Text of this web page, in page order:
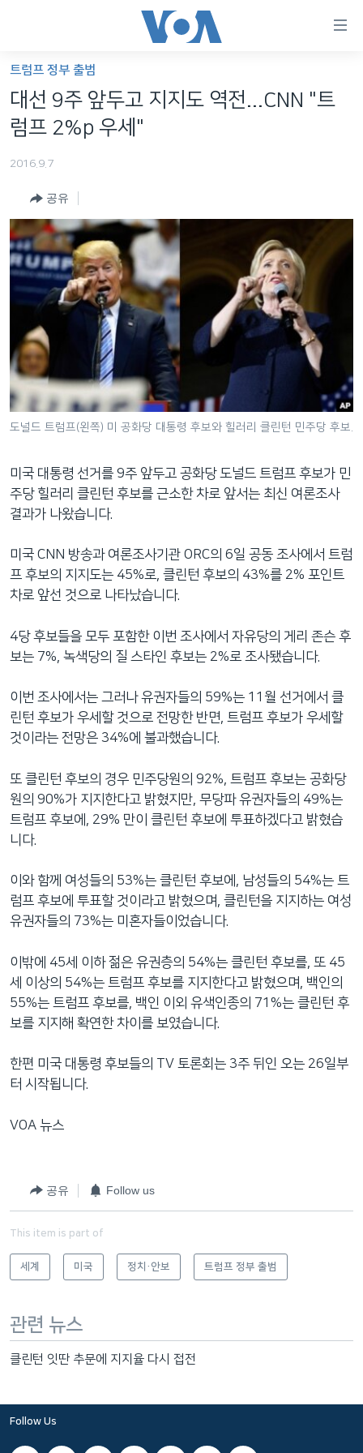
가
능
링
텐
츠
로
인
네
비
으
로
이
검
색
으
이
등
세계
프로그램
주파수 안내
FOLLOW US
언어 선택
트럼프 정부 출범
대선 9주 앞두고 지지도 역전...CNN "트
럼프 2%p 우세"
2016.9.7
공유
도널드 트럼프(왼쪽) 미 공화당 대통령 후보와 힐러리 클린턴 민주당 후보.
미국 대통령 선거를 9주 앞두고 공화당 도널드 트럼프 후보가 민
주당 힐러리 클린턴 후보를 근소한 차로 앞서는 최신 여론조사
결과가 나왔습니다.
미국 CNN 방송과 여론조사기관 ORC의 6일 공동 조사에서 트럼
프 후보의 지지도는 45%로, 클린턴 후보의 43%를 2% 포인트
차로 앞선 것으로 나타났습니다.
4당 후보들을 모두 포함한 이번 조사에서 자유당의 게리 존슨 후
보는 7%, 녹색당의 질 스타인 후보는 2%로 조사됐습니다.
이번 조사에서는 그러나 유권자들의 59%는 11월 선거에서 클
린턴 후보가 우세할 것으로 전망한 반면, 트럼프 후보가 우세할
것이라는 전망은 34%에 불과했습니다.
또 클린턴 후보의 경우 민주당원의 92%, 트럼프 후보는 공화당
원의 90%가 지지한다고 밝혔지만, 무당파 유권자들의 49%는
트럼프 후보에, 29% 만이 클린턴 후보에 투표하겠다고 밝혔습
니다.
이와 함께 여성들의 53%는 클린턴 후보에, 남성들의 54%는 트
럼프 후보에 투표할 것이라고 밝혔으며, 클린턴을 지지하는 여성
유권자들의 73%는 미혼자들이었습니다.
이밖에 45세 이하 젊은 유권층의 54%는 클린턴 후보를, 또 45
세 이상의 54%는 트럼프 후보를 지지한다고 밝혔으며, 백인의
55%는 트럼프 후보를, 백인 이외 유색인종의 71%는 클린턴 후
보를 지지해 확연한 차이를 보였습니다.
한편 미국 대통령 후보들의 TV 토론회는 3주 뒤인 오는 26일부
터 시작됩니다.
VOA 뉴스
공유 Follow us
This item is part of
세계 미국 정치·안보 트럼프 정부 출범
관련 뉴스
클린턴 잇딴 추문에 지지율 다시 접전
Follow Us